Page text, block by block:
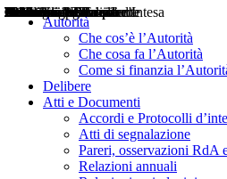
Autorità
Che cos’è l’Autorità
Che cosa fa l’Autorità
Come si finanzia
Delibere
Atti e Documenti
Accordi e Protocolli
Atti di segnalazione
Pareri, osservazioni RdA
Relazioni annuali
Delibere
Pareri
Consultazioni
Audizioni
Atti di Segnalazione
Accordi e Protocolli d'Intesa
Relazioni annuali
Misure di regolazione
Notizie
Comunicati Stampa
Bollettini ART
Convegni ART
Interviste del Presidente
Articoli in primo piano
Interventi del Presidente
2004
2005
2010
2013
2014
2015
2016
2017
2018
2019
202
2020
2021
2022
2023
2024
2025
2026
Aereo
Marittimo
Terrestre